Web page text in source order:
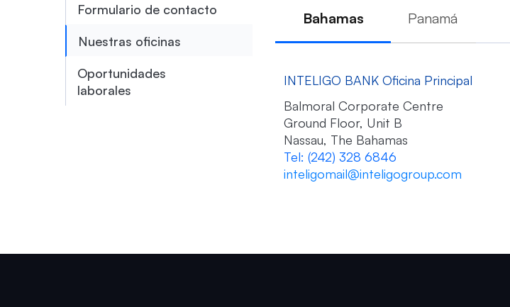
Formulario de contacto
Nuestras oficinas
Oportunidades
laborales
Bahamas Panamá
INTELIGO BANK Oficina Principal
Balmoral Corporate Centre
Ground Floor, Unit B
Nassau, The Bahamas
Tel: (242) 328 6846
inteligomail@inteligogroup.com